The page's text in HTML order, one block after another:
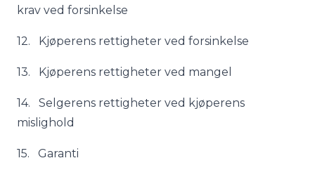
krav ved forsinkelse
12. Kjøperens rettigheter ved forsinkelse
13. Kjøperens rettigheter ved mangel
14. Selgerens rettigheter ved kjøperens
mislighold
15. Garanti